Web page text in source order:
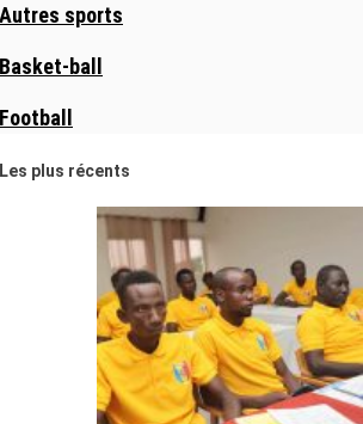
Autres sports
Basket-ball
Football
Les plus récents